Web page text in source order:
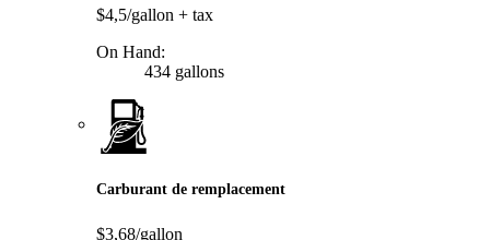
$4,5/gallon + tax
On Hand:
434 gallons
Carburant de remplacement
$3,68/gallon